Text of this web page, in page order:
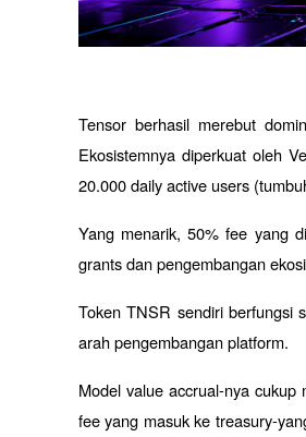
Tensor berhasil merebut
Ekosistemnya diperkuat oleh
20.000 daily active users
Yang menarik, 50% fee yang
grants dan pengembangan
Token TNSR sendiri berfungsi
arah pengembangan platform.
Model value accrual-nya
fee yang masuk ke treasury-